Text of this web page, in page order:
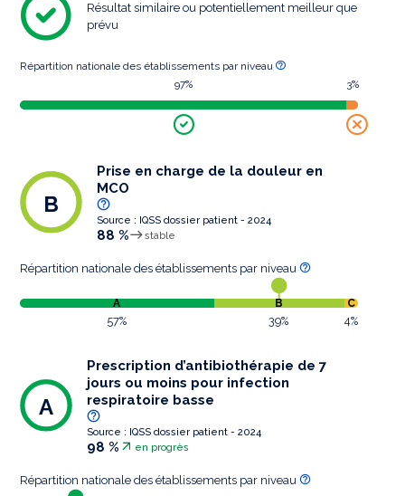
Résultat similaire ou potentiellement meilleur que
prévu
Répartition nationale des établissements par niveau
97%
3%
Prise en charge de la douleur en
MCO
Source : IQSS dossier patient - 2024
88 % stable
B
Répartition nationale des établissements par niveau
A B C
57% 39% 4%
Prescription d’antibiothérapie de 7
jours ou moins pour infection
respiratoire basse
Source : IQSS dossier patient - 2024
98 % en progrès
A
Répartition nationale des établissements par niveau